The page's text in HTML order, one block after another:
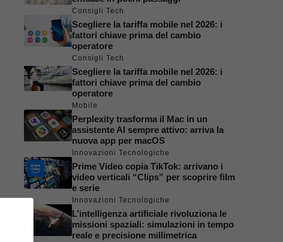
Consigli Tech
Scegliere la tariffa mobile nel 2026: i
fattori chiave prima del cambio
operatore
Consigli Tech
Scegliere la tariffa mobile nel 2026: i
fattori chiave prima del cambio
operatore
Mobile
Perplexity trasforma il Mac in un
assistente AI sempre attivo: arriva la
nuova app per macOS
Innovazioni Tecnologiche
Prime Video copia TikTok: arrivano i
video verticali “Clips” per scoprire film
e serie
Innovazioni Tecnologiche
L’intelligenza artificiale rivoluziona le
missioni spaziali: simulazioni in tempo
reale e precisione millimetrica